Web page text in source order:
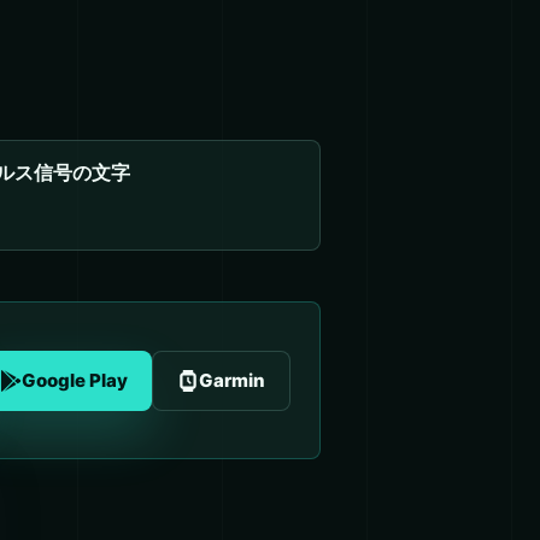
ス信号の文字
Google Play Garmin